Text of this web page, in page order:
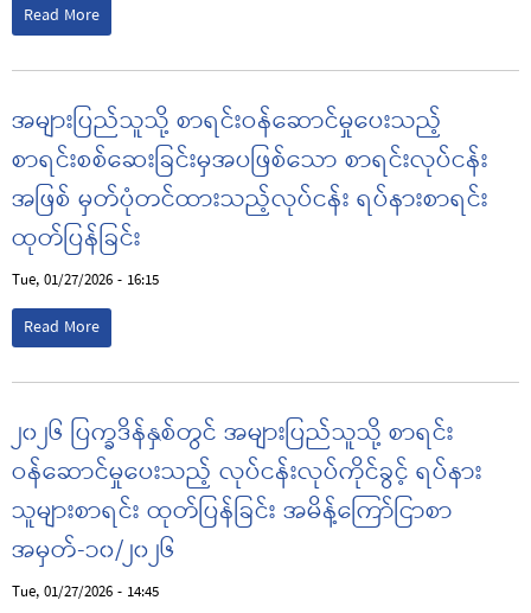
Read More
အများပြည်သူသို့ စာရင်းဝန်ဆောင်မှုပေးသည့်
စာရင်းစစ်ဆေးခြင်းမှအပဖြစ်သော စာရင်းလုပ်ငန်း
အဖြစ် မှတ်ပုံတင်ထားသည့်လုပ်ငန်း ရပ်နားစာရင်း
ထုတ်ပြန်ခြင်း
Tue, 01/27/2026 - 16:15
Read More
၂၀၂၆ ပြက္ခဒိန်နှစ်တွင် အများပြည်သူသို့ စာရင်း
ဝန်ဆောင်မှုပေးသည့် လုပ်ငန်းလုပ်ကိုင်ခွင့် ရပ်နား
သူများစာရင်း ထုတ်ပြန်ခြင်း အမိန့်ကြော်ငြာစာ
အမှတ်-၁၀/၂၀၂၆
Tue, 01/27/2026 - 14:45